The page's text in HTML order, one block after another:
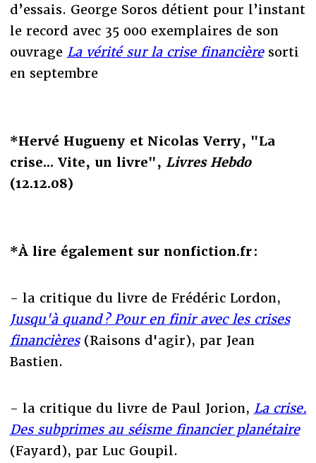
d’essais. George Soros détient pour l’instant
le record avec 35 000 exemplaires de son
ouvrage La vérité sur la crise financière sorti
en septembre
*Hervé Hugueny et Nicolas Verry, "La
crise... Vite, un livre", Livres Hebdo
(12.12.08)
*À lire également sur nonfiction.fr :
- la critique du livre de Frédéric Lordon,
Jusqu'à quand ? Pour en finir avec les crises
financières (Raisons d'agir), par Jean
Bastien.
- la critique du livre de Paul Jorion, La crise.
Des subprimes au séisme financier planétaire
(Fayard), par Luc Goupil.